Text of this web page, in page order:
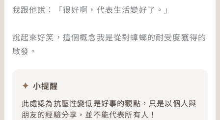
我跟他說：「很好啊，代表生活變好了。」
說起來好笑，這個概念我是從對蟑螂的耐受度獲得的
啟發。
小提醒
此處認為抗壓性變低是好事的觀點，只是以個人與
朋友的經驗分享，並不能代表所有人！